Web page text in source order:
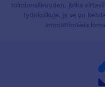
toiminnallisuuden, jotka
työnkulkuja, ja se on
ammattimaisia